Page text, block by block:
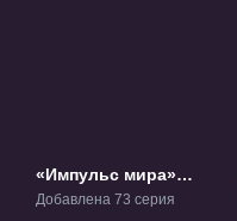
«Импульс мира»
ТВ-1
Добавлена 73 серия